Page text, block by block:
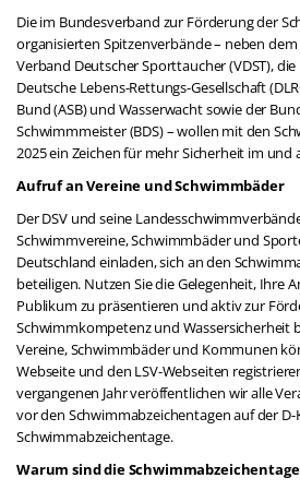
Die im Bundesverband zur Förderung der
organisierten Spitzenverbände – neben dem
Verband Deutscher Sporttaucher (VDST),
Deutsche Lebens-Rettungs-Gesellschaft
Bund (ASB) und Wasserwacht sowie der
Schwimmmeister (BDS) – wollen mit den
2025 ein Zeichen für mehr Sicherheit im und
Aufruf an Vereine und Schwimmbäder
Der DSV und seine
Schwimmvereine, Schwimmbäder und
Deutschland einladen, sich an den
beteiligen. Nutzen Sie die Gelegenheit, Ihre
Publikum zu präsentieren und aktiv zur
Schwimmkompetenz und Wassersicherheit
Vereine, Schwimmbäder und Kommunen
Webseite und den LSV-Webseiten
vergangenen Jahr veröffentlichen wir alle
vor den Schwimmabzeichentagen auf der D-
Schwimmabzeichentage.
Warum sind die